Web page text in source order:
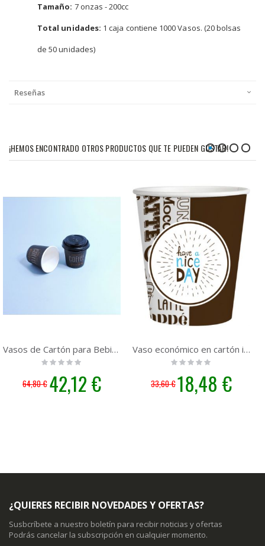
Tamaño: 7 onzas - 200cc
Total unidades: 1 caja contiene 1000 Vasos. (20 bolsas
de 50 unidades)
Reseñas
¡HEMOS ENCONTRADO OTROS PRODUCTOS QUE TE PUEDEN GUSTAR!
Vasos de Cartón para Bebida Caliente - 4 oz 120cc | 1000 unidades
Rating:
64,80 €
Precio
especial
42,12 €
Vaso económico en cartón impreso 4oz 110 ml. | 1000 unidades
Rating:
33,60 €
Precio
especial
18,48 €
¿QUIERES RECIBIR NOVEDADES Y OFERTAS?
Susbcríbete a nuestro boletín para recibir noticias y ofertas
Podrás cancelar la subscripción en cualquier momento.